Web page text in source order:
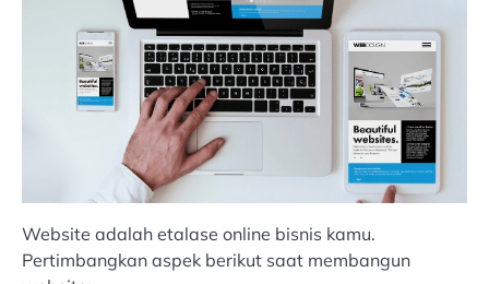
Website adalah etalase online bisnis kamu.
Pertimbangkan aspek berikut saat membangun